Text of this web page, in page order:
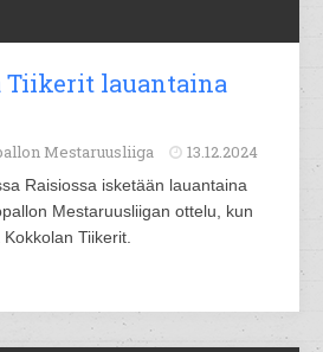
Tiikerit lauantaina
Mestaruusliiga 13.12.2024
Raisiossa isketään lauantaina
Mestaruusliigan ottelu, kun
Tiikerit.